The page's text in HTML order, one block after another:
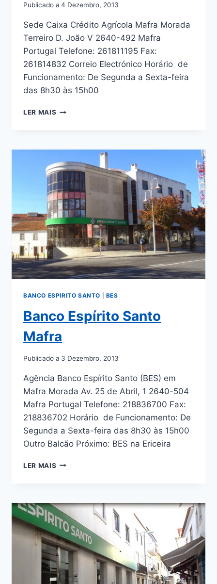
Publicado a 4 Dezembro, 2013
Sede Caixa Crédito Agrícola Mafra Morada
Terreiro D. João V 2640-492 Mafra
Portugal Telefone: 261811195 Fax:
261814832 Correio Electrónico Horário de
Funcionamento: De Segunda a Sexta-feira
das 8h30 às 15h00
LER MAIS CAIXA
BANCO ESPIRITO SANTO BES
Banco Espírito Santo
Mafra
Publicado a 3 Dezembro, 2013
Agência Banco Espírito Santo (BES) em
Mafra Morada Av. 25 de Abril, 1 2640-504
Mafra Portugal Telefone: 218836700 Fax:
218836702 Horário de Funcionamento: De
Segunda a Sexta-feira das 8h30 às 15h00
Outro Balcão Próximo: BES na Ericeira
LER MAIS BANCO